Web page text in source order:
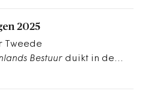
komt het proces
2025
Tweede
Bestuur duikt in de
en de gevolgen voor
artikelen over deze